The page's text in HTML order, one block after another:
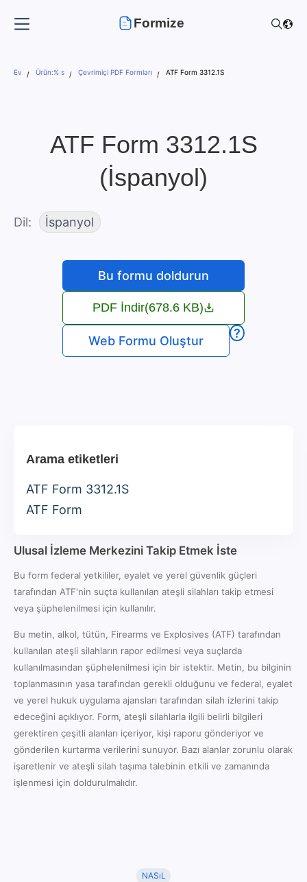
Formize
Ev Ürün:% s Çevrimiçi PDF Formları ATF Form 3312.1S
ATF Form 3312.1S
(İspanyol)
Dil İspanyol
Bu formu doldurun
PDF İndir(678.6 KB)
Web Formu Oluştur
?
Ulusal İzleme Merkezini Takip Etmek İste
Bu form federal yetkililer, eyalet ve yerel güvenlik güçleri
tarafından ATF'nin suçta kullanılan ateşli silahları takip etmesi
veya şüphelenilmesi için kullanılır.
Bu metin, alkol, tütün, Firearms ve Explosives (ATF) tarafından
kullanılan ateşli silahların rapor edilmesi veya suçlarda
kullanılmasından şüphelenilmesi için bir istektir. Metin, bu bilginin
toplanmasının yasa tarafından gerekli olduğunu ve federal, eyalet
ve yerel hukuk uygulama ajansları tarafından silah izlerini takip
edeceğini açıklıyor. Form, ateşli silahlarla ilgili belirli bilgileri
gerektiren çeşitli alanları içeriyor, kişi raporu gönderiyor ve
gönderilen kurtarma verilerini sunuyor. Bazı alanlar zorunlu olarak
işaretlenir ve ateşli silah taşıma talebinin etkili ve zamanında
işlenmesi için doldurulmalıdır.
Arama etiketleri
ATF Form 3312.1S
ATF Form
NASıL